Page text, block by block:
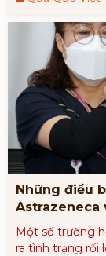
Những điều
Astrazeneca
Một số trường
ra tình trạng rối